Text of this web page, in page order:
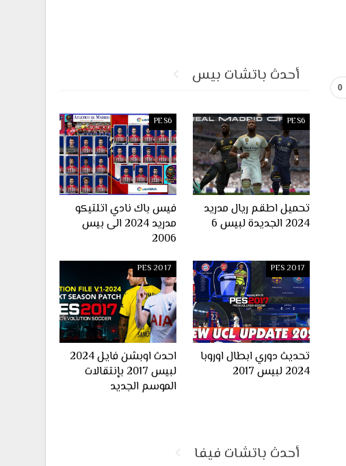
0
أحدث باتشات بيس
PES6
تحميل اطقم ريال مدريد
2024 الجديدة لبيس 6
PES6
فيس باك نادي اتلتيكو
مدريد 2024 الى بيس
2006
PES 2017
تحديث دوري ابطال اوروبا
2024 لبيس 2017
PES 2017
احدث اوبشن فايل 2024
لبيس 2017 بإنتقالات
الموسم الجديد
أحدث باتشات فيفا